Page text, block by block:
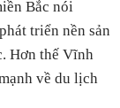
Bắc nói
triển nền sản
Hơn thế Vĩnh
về du lịch